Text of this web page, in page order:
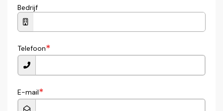
Bedrijf
Telefoon*
E-mail*